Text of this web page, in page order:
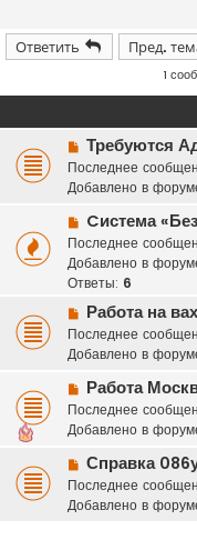
Ответить Пред.
1
Н
о
в
е
с
о
о
б
щ
е
н
и
е
Требуются
Последнее
Добавлено в
Н
о
в
о
о
о
б
щ
е
н
и
е
Cистема
Последнее
Добавлено в
Ответы: 6
Н
о
в
е
с
о
б
щ
е
Работа на
Последнее
Добавлено в
Н
о
в
е
с
о
Работа
Последнее
Добавлено в
Н
о
в
Справка
Последнее
Добавлено в